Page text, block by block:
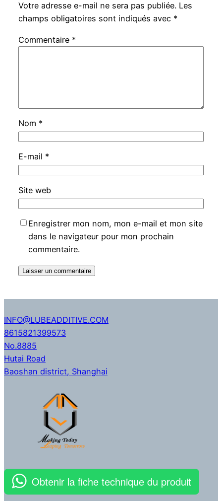
Votre adresse e-mail ne sera pas publiée. Les
champs obligatoires sont indiqués avec *
Commentaire *
Nom *
E-mail *
Site web
Enregistrer mon nom, mon e-mail et mon site
dans le navigateur pour mon prochain
commentaire.
INFO@LUBEADDITIVE.COM
8615821399573
No.8885
Hutai Road
Baoshan district, Shanghai
Obtenir la fiche technique du produit